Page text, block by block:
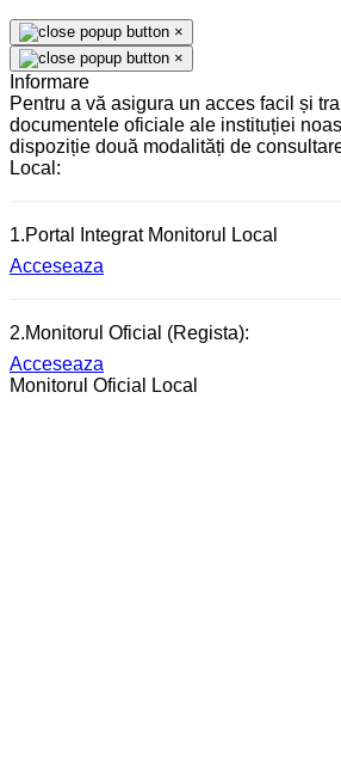
×
×
Informare
Pentru a vă asigura un acces facil și
documentele oficiale ale instituției
dispoziție două modalități de
Local:
1.Portal Integrat Monitorul Local
Acceseaza
2.Monitorul Oficial (Regista):
Acceseaza
Monitorul Oficial Local